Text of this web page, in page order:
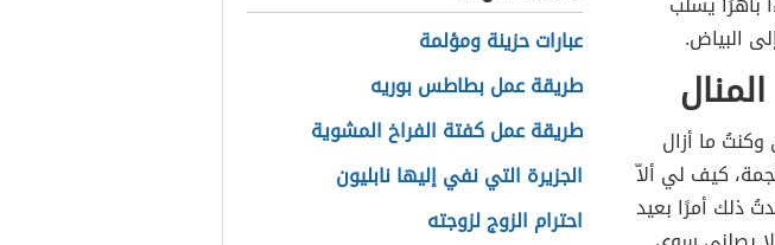
البياض.
ما أزال
كيف لي ألاّ
ذلك أمرًا بعيد
عبارات حزينة ومؤلمة
طريقة عمل بطاطس بوريه
طريقة عمل كفتة الفراخ المشوية
الجزيرة التي نفي إليها نابليون
احترام الزوج لزوجته